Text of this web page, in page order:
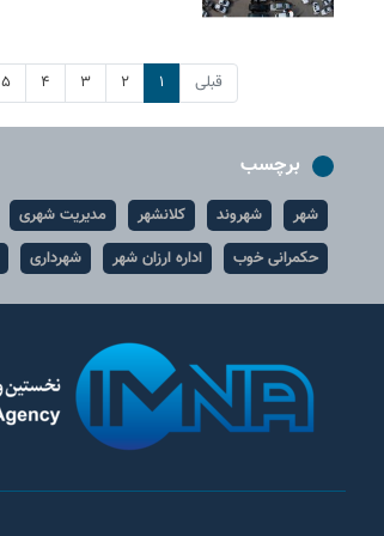
قبلی ۱ ۲ ۳ ۴ ۵
برچسب
شهر شهروند کلانشهر مدیریت شهری
حکمرانی خوب
اداره ارزان شهر شهرداری